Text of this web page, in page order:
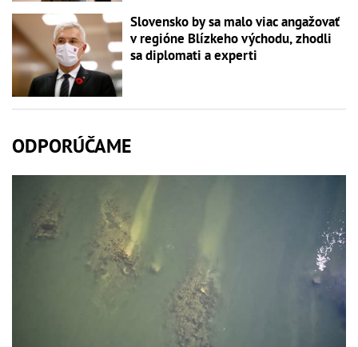
Slovensko by sa malo viac angažovať
v regióne Blízkeho východu, zhodli
sa diplomati a experti
ODPORÚČAME